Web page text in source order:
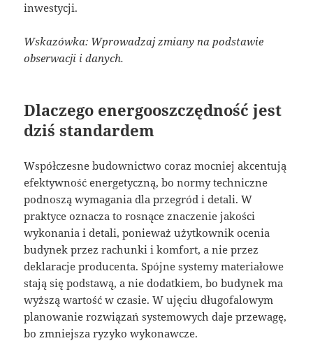
inwestycji.
Wskazówka: Wprowadzaj zmiany na podstawie
obserwacji i danych.
Dlaczego energooszczędność jest
dziś standardem
Współczesne budownictwo coraz mocniej akcentują
efektywność energetyczną, bo normy techniczne
podnoszą wymagania dla przegród i detali. W
praktyce oznacza to rosnące znaczenie jakości
wykonania i detali, ponieważ użytkownik ocenia
budynek przez rachunki i komfort, a nie przez
deklaracje producenta. Spójne systemy materiałowe
stają się podstawą, a nie dodatkiem, bo budynek ma
wyższą wartość w czasie. W ujęciu długofalowym
planowanie rozwiązań systemowych daje przewagę,
bo zmniejsza ryzyko wykonawcze.